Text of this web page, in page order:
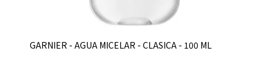
GARNIER - AGUA MICELAR - CLASICA - 100 ML